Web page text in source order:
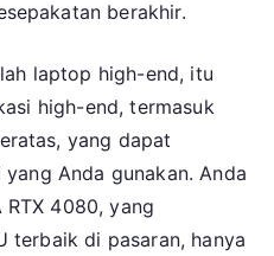
berakhir.
laptop high-end, itu
high-end, termasuk
yang dapat
Anda gunakan. Anda
RTX 4080, yang
terbaik di pasaran, hanya